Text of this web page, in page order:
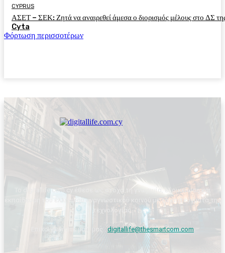
CYPRUS
ΑΣΕΤ – ΣΕΚ: Ζητά να αναιρεθεί άμεσα ο διορισμός μέλους στο ΔΣ
Cyta
Φόρτωση περισσοτέρων
Το digitallife.com.cy έθεσε ως στόχο τη γνωριμία, εξοικείωση και
εκπαίδευση του ελληνικού αναγνωστικού κοινού με τα επιτεύγματα της
τεχνολογίας.
Επικοινωνήστε μαζί μας : digitallife@thesmartcom.com